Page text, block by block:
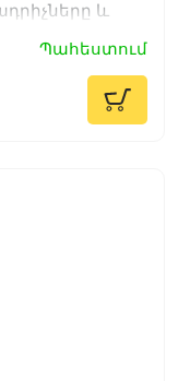
և
Պահեստում